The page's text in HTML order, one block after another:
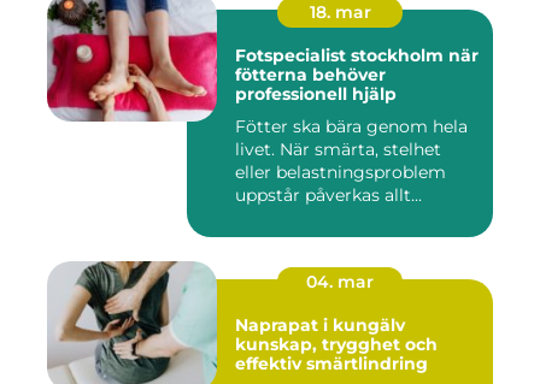
18. mar
Fotspecialist stockholm när
fötterna behöver
professionell hjälp
Fötter ska bära genom hela
livet. När smärta, stelhet
eller belastningsproblem
uppstår påverkas allt...
04. mar
Naprapat i kungälv
kunskap, trygghet och
effektiv smärtlindring